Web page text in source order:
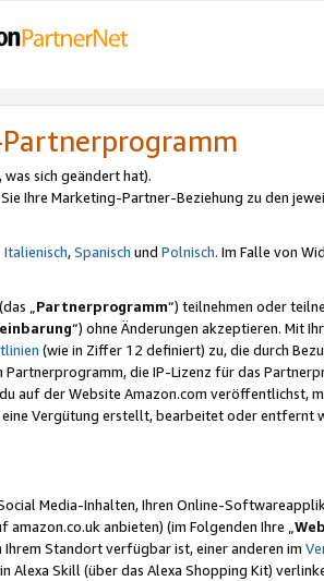
, was sich geändert hat).
Ihre Marketing-Partner-Beziehung zu den
Italienisch,Spanisch und Polnisch. Im Falle von
„Partnerprogramm“) teilnehmen oder
“) ohne Änderungen akzeptieren. Mit
(wie in Ziffer 12 definiert) zu, die durch
die IP-Lizenz für das
auf der Website Amazon.com veröffentlichst,
Vergütung erstellt, bearbeitet oder entfernt
Media-Inhalten, Ihren Online-
anbieten) (im Folgenden Ihre „
Standort verfügbar ist, einer anderen im
Alexa Skill (über das Alexa Shopping Kit)